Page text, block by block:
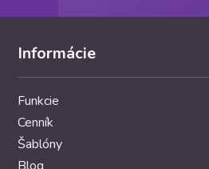
Informácie
Funkcie
Cenník
Šablóny